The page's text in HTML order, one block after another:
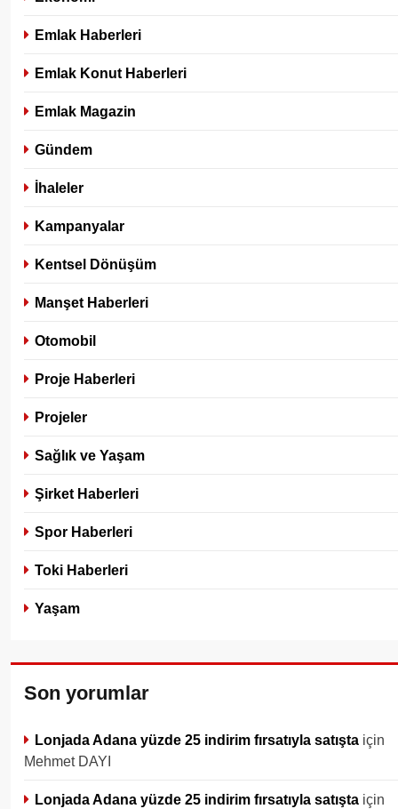
Emlak Haberleri
Emlak Konut Haberleri
Emlak Magazin
Gündem
İhaleler
Kampanyalar
Kentsel Dönüşüm
Manşet Haberleri
Otomobil
Proje Haberleri
Projeler
Sağlık ve Yaşam
Şirket Haberleri
Spor Haberleri
Toki Haberleri
Yaşam
Son yorumlar
Lonjada Adana yüzde 25 indirim fırsatıyla satışta için
Mehmet DAYI
Lonjada Adana yüzde 25 indirim fırsatıyla satışta için